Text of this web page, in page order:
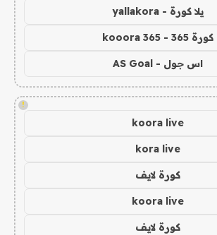
يلا كورة - yallakora
كورة 365 - kooora 365
اس جول - AS Goal
!
koora live
kora live
كورة لايف
koora live
كورة لايف